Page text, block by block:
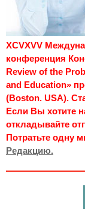
XCVXVV
конференция
Review of the
and Education»
(Boston. USA).
Если Вы хотите
откладывайте
Потратьте одну
Редакцию.